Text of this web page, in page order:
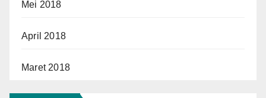
Mei 2018
April 2018
Maret 2018